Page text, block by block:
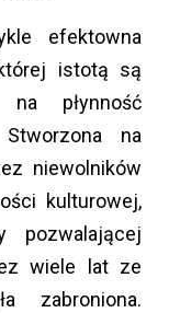
efektowna
istotą są
na płynność
na
niewolników
kulturowej,
pozwalającej
wiele lat ze
zabroniona.